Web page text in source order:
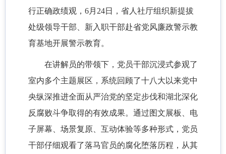
行正确政绩观，6月24日，省人社厅组织新提拔
处级领导干部、新入职干部赴省党风廉政警示教
育基地开展警示教育。
在讲解员的带领下，党员干部沉浸式参观了
室内多个主题展区，系统回顾了十八大以来党中
央纵深推进全面从严治党的坚定步伐和湖北深化
反腐败斗争取得的有效成果。通过图文展板、电
子屏幕、场景复原、互动体验等多种形式，党员
干部仔细观看了落马官员的腐化堕落历程，从其